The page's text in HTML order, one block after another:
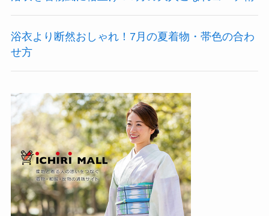
浴衣より断然おしゃれ！7月の夏着物・帯色の合わ
せ方